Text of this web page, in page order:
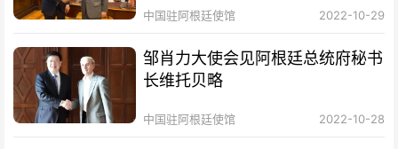
中国驻阿根廷使馆 2022-10-29
邹肖力大使会见阿根廷总统府秘书
长维托贝略
中国驻阿根廷使馆 2022-10-28